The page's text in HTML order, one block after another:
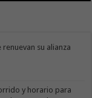
su alianza
y horario para